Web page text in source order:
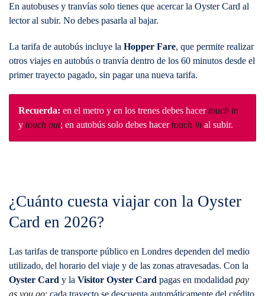
En autobuses y tranvías solo tienes que acercar la Oyster Card al
lector al subir. No debes pasarla al bajar.
La tarifa de autobús incluye la Hopper Fare, que permite realizar
otros viajes en autobús o tranvía dentro de los 60 minutos desde el
primer trayecto pagado, sin pagar una nueva tarifa.
Recuerda: en el metro y en los trenes debes hacertouch in
y touch out; en autobús solo debes hacertouch in al subir.
¿Cuánto cuesta viajar con la Oyster
Card en 2026?
Las tarifas de transporte público en Londres dependen del medio
utilizado, del horario del viaje y de las zonas atravesadas. Con la
Oyster Card y la Visitor Oyster Card pagas en modalidad pay
as you go: cada trayecto se descuenta automáticamente del crédito